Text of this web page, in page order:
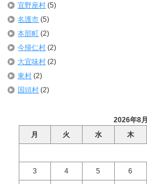
宜野座村 (5)
名護市 (5)
本部町 (2)
今帰仁村 (2)
大宜味村 (2)
東村 (2)
国頭村 (2)
2026年8月
月
火 水 木
3 4 5 6